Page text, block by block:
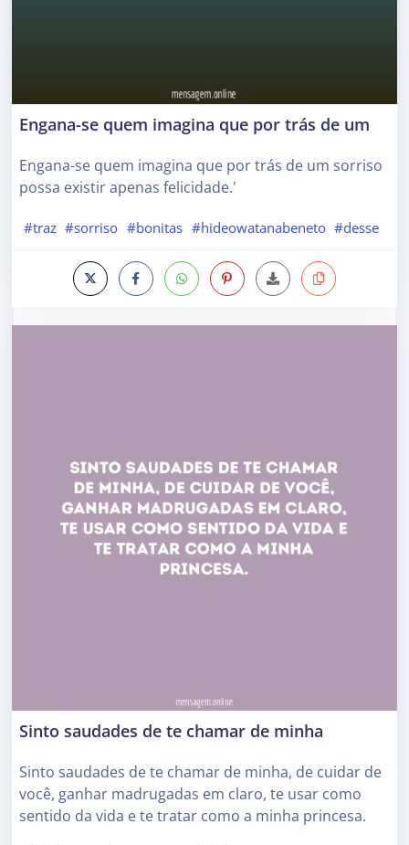
Engana-se quem imagina que por trás de um
Engana-se quem imagina que por trás de um sorriso
possa existir apenas felicidade.'
#traz #sorriso #bonitas #hideowatanabeneto #desse
Sinto saudades de te chamar de minha
Sinto saudades de te chamar de minha, de cuidar de
você, ganhar madrugadas em claro, te usar como
sentido da vida e te tratar como a minha princesa.